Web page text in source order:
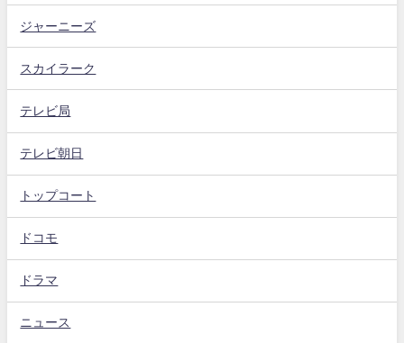
ジャーニーズ
スカイラーク
テレビ局
テレビ朝日
トップコート
ドコモ
ドラマ
ニュース